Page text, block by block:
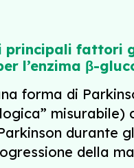
principali fattori
l’enzima β-
forma di
durante
della